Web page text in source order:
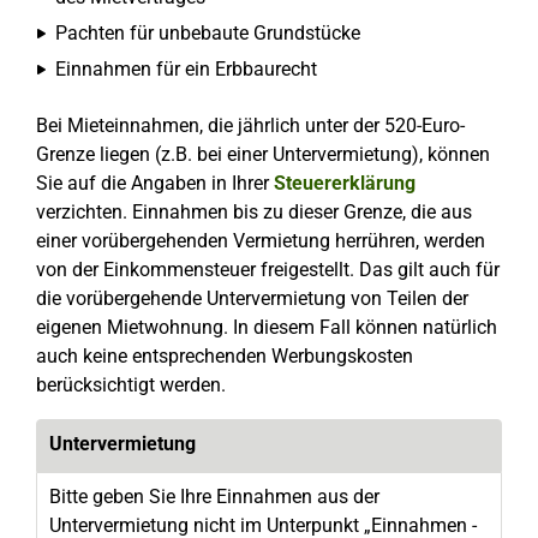
Pachten für unbebaute Grundstücke
Einnahmen für ein Erbbaurecht
Bei Mieteinnahmen, die jährlich unter der 520-Euro-
Grenze liegen (z.B. bei einer Untervermietung), können
Sie auf die Angaben in IhrerSteuererklärung
verzichten. Einnahmen bis zu dieser Grenze, die aus
einer vorübergehenden Vermietung herrühren, werden
von der Einkommensteuer freigestellt. Das gilt auch für
die vorübergehende Untervermietung von Teilen der
eigenen Mietwohnung. In diesem Fall können natürlich
auch keine entsprechenden Werbungskosten
berücksichtigt werden.
Untervermietung
Bitte geben Sie Ihre Einnahmen aus der
Untervermietung nicht im Unterpunkt „Einnahmen -